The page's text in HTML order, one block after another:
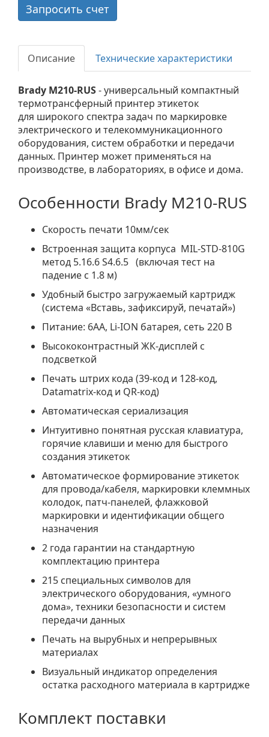
Запросить счет
Описание Технические характеристики
Brady M210-RUS- универсальный компактный
термотрансферный принтер этикеток
для широкого спектра задач по маркировке
электрического и телекоммуникационного
оборудования, систем обработки и передачи
данных. Принтер может применяться на
производстве, в лабораториях, в офисе и дома.
Особенности Brady M210-RUS
Скорость печати 10мм/сек
Встроенная защита корпуса MIL-STD-810G
метод 5.16.6 S4.6.5 (включая тест на
падение с 1.8 м)
Удобный быстро загружаемый картридж
(система «Вставь, зафиксируй, печатай»)
Питание: 6АА, Li-ION батарея, сеть 220 В
Высококонтрастный ЖК-дисплей с
подсветкой
Печать штрих кода (39-код и 128-код,
Datamatrix-код и QR-код)
Автоматическая сериализация
Интуитивно понятная русская клавиатура,
горячие клавиши и меню для быстрого
создания этикеток
Автоматическое формирование этикеток
для провода/кабеля, маркировки клеммных
колодок, патч-панелей, флажковой
маркировки и идентификации общего
назначения
2 года гарантии на стандартную
комплектацию принтера
215 специальных символов для
электрического оборудования, «умного
дома», техники безопасности и систем
передачи данных
Печать на вырубных и непрерывных
материалах
Визуальный индикатор определения
остатка расходного материала в картридже
Комплект поставки